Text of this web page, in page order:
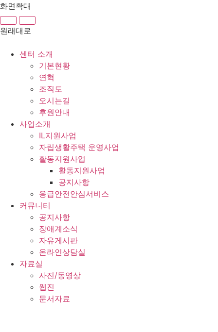
콘
텐
츠
화면확대
원래대로
센터 소개
기본현황
연혁
조직도
오시는길
후원안내
사업소개
IL지원사업
자립생활주택 운영사업
활동지원사업
활동지원사업
공지사항
응급안전안심서비스
커뮤니티
공지사항
장애계소식
자유게시판
온라인상담실
자료실
사진/동영상
웹진
문서자료